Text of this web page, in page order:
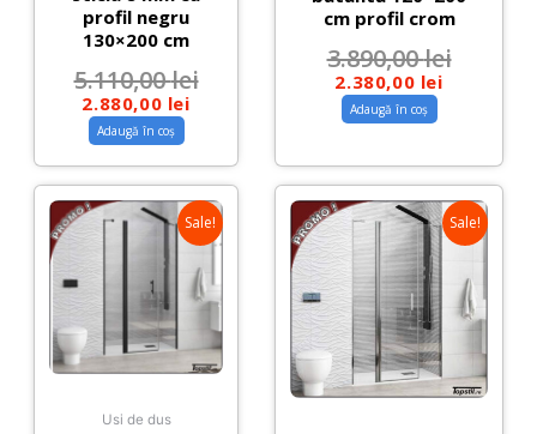
profil negru
130×200 cm
5.110,00lei
2.880,00 lei
Adaugă în coș
cm profil crom
3.890,00lei
2.380,00 lei
Adaugă în coș
Sale!
Usi de dus
Sale!